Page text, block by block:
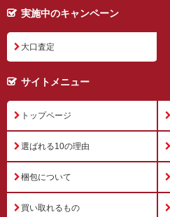
実施中のキャンペーン
大口査定
サイトメニュー
トップページ
選ばれる10の理由
梱包について
買い取れるもの